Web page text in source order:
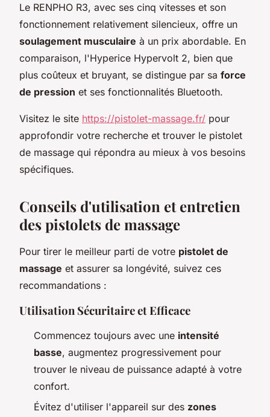
Le RENPHO R3, avec ses cinq vitesses et son
fonctionnement relativement silencieux, offre un
soulagement musculaire à un prix abordable. En
comparaison, l'Hyperice Hypervolt 2, bien que
plus coûteux et bruyant, se distingue par sa force
de pression et ses fonctionnalités Bluetooth.
Visitez le site https://pistolet-massage.fr/ pour
approfondir votre recherche et trouver le pistolet
de massage qui répondra au mieux à vos besoins
spécifiques.
Conseils d'utilisation et entretien
des pistolets de massage
Pour tirer le meilleur parti de votre pistolet de
massage et assurer sa longévité, suivez ces
recommandations :
Utilisation Sécuritaire et Efficace
Commencez toujours avec une intensité
basse, augmentez progressivement pour
trouver le niveau de puissance adapté à votre
confort.
Évitez d'utiliser l'appareil sur des zones